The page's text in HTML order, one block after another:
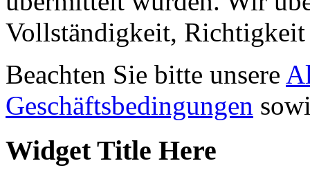
Vollständigkeit,
Beachten Sie bitte unsere
Geschäftsbedingungen
Widget Title Here